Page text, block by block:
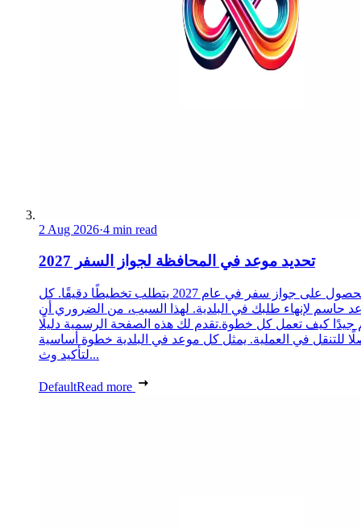
2 Aug 2026·4 min read
تحديد موعد في المحافظة لجواز السفر 2027
الحصول على جواز سفر في عام 2027 يتطلب تخطيطًا دقيقًا. كل
حاسم لإنهاء طلبك في البلدية. لهذا السبب، من الضروري أن
جيدًا كيف تعمل كل خطوة.تقدم لك هذه الصفحة الرسمية دليلًا
للتنقل في العملية. يمثل كل موعد في البلدية خطوة أساسية
لتأكيد وث...
DefaultRead more